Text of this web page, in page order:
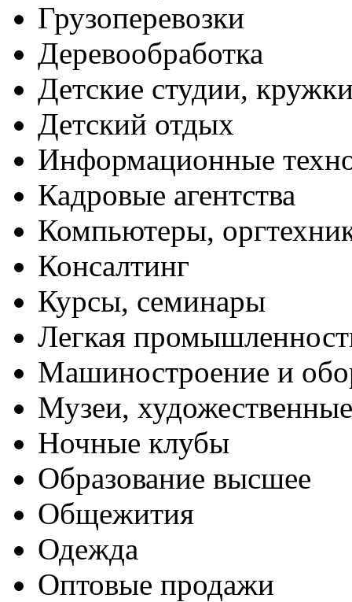
Грузоперевозки
Деревообработка
Детские студии,
Детский отдых
Информационные
Кадровые агентства
Компьютеры,
Консалтинг
Курсы, семинары
Легкая
Машиностроение и
Музеи,
Ночные клубы
Образование высшее
Общежития
Одежда
Оптовые продажи